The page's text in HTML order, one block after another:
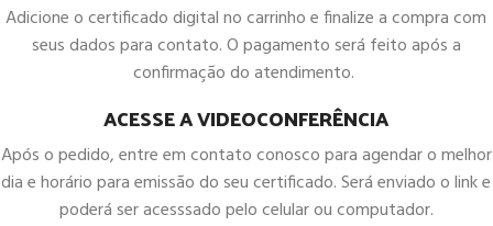
Adicione o certificado digital no carrinho e finalize a compra com
seus dados para contato. O pagamento será feito após a
confirmação do atendimento.
ACESSE A VIDEOCONFERÊNCIA
Após o pedido, entre em contato conosco para agendar o melhor
dia e horário para emissão do seu certificado. Será enviado o link e
poderá ser acesssado pelo celular ou computador.